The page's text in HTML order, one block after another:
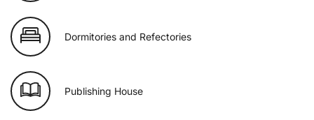
Dormitories and Refectories
Publishing House